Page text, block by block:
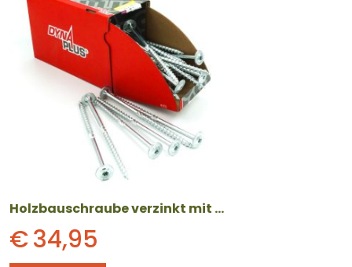
Holzbauschraube verzinkt mit Tellerkopf (8 x 160 mm) 50 Stück
€34,95